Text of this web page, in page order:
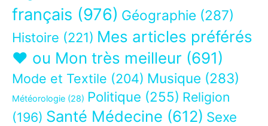
français (976) Géographie (287)
Histoire (221) Mes articles préférés
❤ ou Mon très meilleur (691)
Mode et Textile (204) Musique (283)
Météorologie (28) Politique (255) Religion
(196) Santé Médecine (612) Sexe